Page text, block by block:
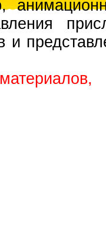
и